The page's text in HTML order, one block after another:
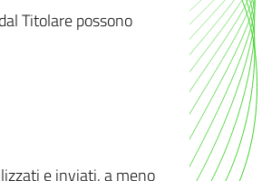
Titolare possono
e inviati, a meno